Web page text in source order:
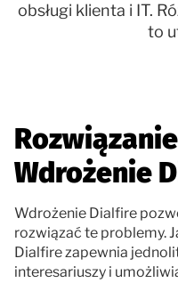
obsługi klienta i IT.
to
Wdrożenie
Wdrożenie Dialfire
rozwiązać te problemy.
Dialfire zapewnia
interesariuszy i